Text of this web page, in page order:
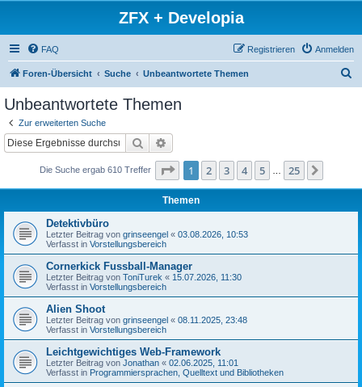
ZFX + Developia
FAQ Anmelden
Registrieren
Foren-Übersicht Suche Unbeantwortete Themen
Unbeantwortete Themen
Zur erweiterten Suche
Suche
Die Suche ergab 610 Treffer Seite 1von 25
1 2 3 4 5 25
Themen
Detektivbüro
Letzter Beitrag von grinseengel « 03.08.2026, 10:53
Verfasst in Vorstellungsbereich
Cornerkick Fussball-Manager
Letzter Beitrag von ToniTurek « 15.07.2026, 11:30
Verfasst in Vorstellungsbereich
Alien Shoot
Letzter Beitrag von grinseengel « 08.11.2025, 23:48
Verfasst in Vorstellungsbereich
Leichtgewichtiges Web-Framework
Letzter Beitrag von Jonathan « 02.06.2025, 11:01
Verfasst in Programmiersprachen, Quelltext und Bibliotheken